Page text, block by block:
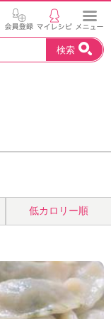
検索
低カロリー順